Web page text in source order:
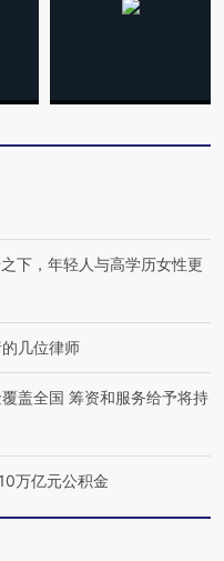
有意思的生活方式·第三对
下，年轻人与高学历女性更
几位律师
盖全国 筹资和服务给予将持
万亿元公积金